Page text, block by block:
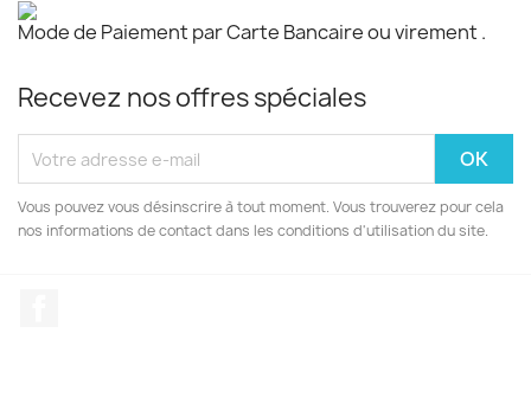
Mode de Paiement par Carte Bancaire ou virement .
Recevez nos offres spéciales
Vous pouvez vous désinscrire à tout moment. Vous trouverez pour cela
nos informations de contact dans les conditions d'utilisation du site.